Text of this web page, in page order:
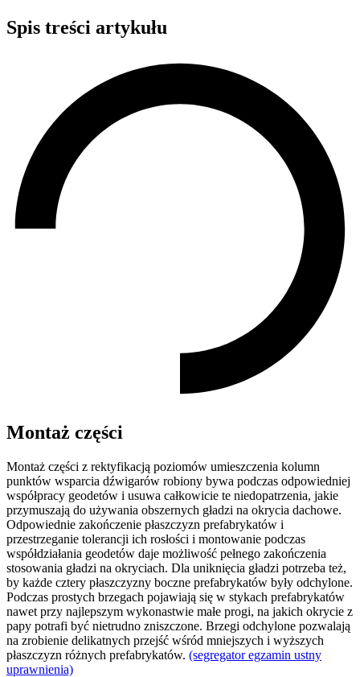
Spis treści artykułu
Montaż części
Montaż części z rektyfikacją poziomów umieszczenia kolumn
punktów wsparcia dźwigarów robiony bywa podczas odpowiedniej
współpracy geodetów i usuwa całkowicie te niedopatrzenia, jakie
przymuszają do używania obszernych gładzi na okrycia dachowe.
Odpowiednie zakończenie płaszczyzn prefabrykatów i
przestrzeganie tolerancji ich rosłości i montowanie podczas
współdziałania geodetów daje możliwość pełnego zakończenia
stosowania gładzi na okryciach. Dla uniknięcia gładzi potrzeba też,
by każde cztery płaszczyzny boczne prefabrykatów były odchylone.
Podczas prostych brzegach pojawiają się w stykach prefabrykatów
nawet przy najlepszym wykonastwie małe progi, na jakich okrycie z
papy potrafi być nietrudno zniszczone. Brzegi odchylone pozwalają
na zrobienie delikatnych przejść wśród mniejszych i wyższych
płaszczyzn różnych prefabrykatów. (segregator egzamin ustny
uprawnienia)